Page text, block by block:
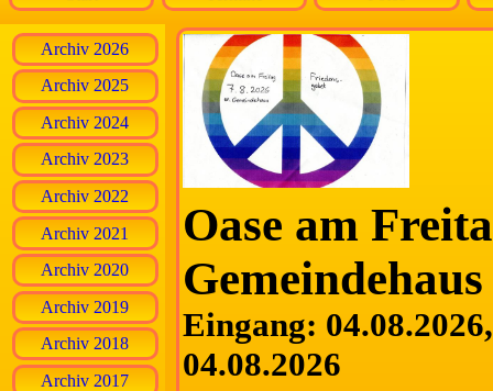
Archiv 2026
Archiv 2025
Archiv 2024
Archiv 2023
Archiv 2022
Archiv 2021
Archiv 2020
Archiv 2019
Archiv 2018
Archiv 2017
Oase am
Eingang:
04.08.2026